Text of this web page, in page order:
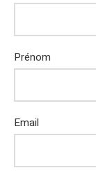
Prénom
Email